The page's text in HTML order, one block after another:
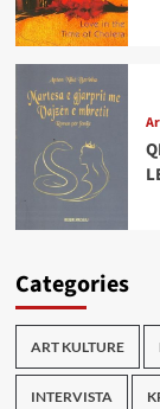
Categories
ART KULTURE
INTERVISTA